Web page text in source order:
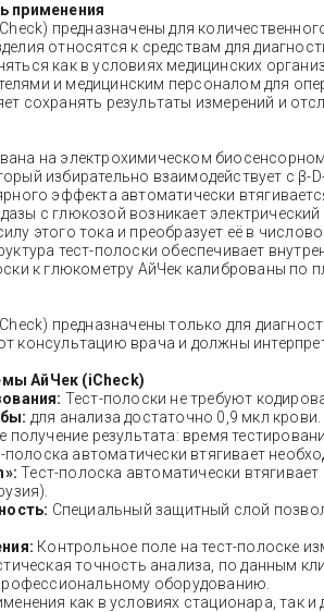
применения
предназначены для
относятся к средствам для
как в условиях медицинских
и медицинским персоналом для
сохранять результаты измерений и
на электрохимическом
избирательно взаимодействует с
эффекта автоматически
с глюкозой возникает
этого тока и преобразует её в
тест-полоски обеспечивает
к глюкометру АйЧек калиброваны по
предназначены только для
консультацию врача и должны
АйЧек (iCheck)
Тест-полоски не требуют
для анализа достаточно 0,9 мкл крови.
получение результата: время
полоска автоматически втягивает
Тест-полоска автоматически
Специальный защитный слой
Контрольное поле на тест-полоске
точность анализа, по данным
оборудованию.
как в условиях стационара, так